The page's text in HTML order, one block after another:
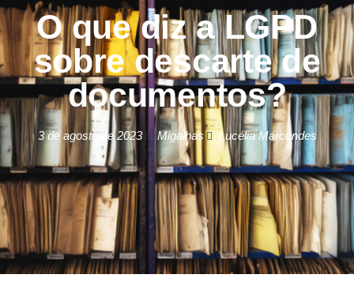
O que diz a LGPD
sobre descarte de
documentos?
3 de agosto de 2023 Migalhas Lucélia Marcondes